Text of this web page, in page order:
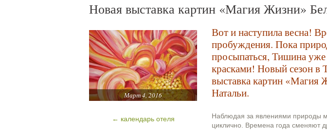
Новая выставка картин «Магия Жизни»
Март 4, 2016
← календарь отеля
Вот и наступила весна!
пробуждения. Пока
просыпаться, Тишина
красками! Новый сезон в
выставка картин «Магия
Натальи.
Наблюдая за явлениями природы
циклично. Времена года сменяют